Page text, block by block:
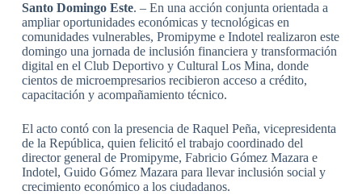
Santo Domingo Este. – En una acción conjunta orientada a
ampliar oportunidades económicas y tecnológicas en
comunidades vulnerables, Promipyme e Indotel realizaron este
domingo una jornada de inclusión financiera y transformación
digital en el Club Deportivo y Cultural Los Mina, donde
cientos de microempresarios recibieron acceso a crédito,
capacitación y acompañamiento técnico.
El acto contó con la presencia de Raquel Peña, vicepresidenta
de la República, quien felicitó el trabajo coordinado del
director general de Promipyme, Fabricio Gómez Mazara e
Indotel, Guido Gómez Mazara para llevar inclusión social y
crecimiento económico a los ciudadanos.